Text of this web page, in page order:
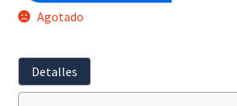
Agotado
Detalles